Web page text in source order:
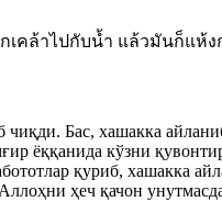
คล้าไปกับน้ำ แล้วมันก็แห้ง
чиқди. Бас, хашакка
ёққанида кўзни
қуриб, хашакка
ҳеч қачон